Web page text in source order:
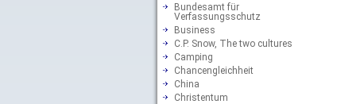
Bundesamt für
Verfassungsschutz
Business
C.P. Snow, The two cultures
Camping
Chancengleichheit
China
Christentum